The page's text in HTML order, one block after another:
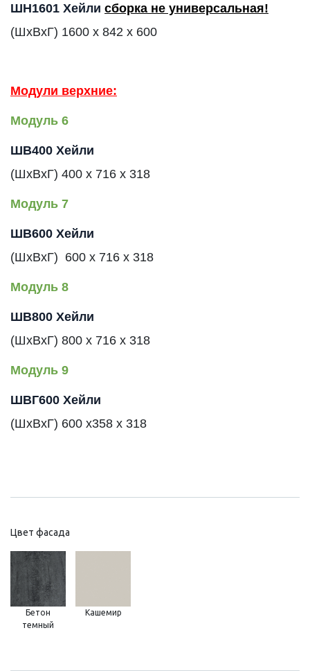
ШН1601 Хейли сборка не универсальная!
(ШхВхГ) 1600 x 842 x 600
Модули верхние:
Модуль 6
ШВ400 Хейли
(ШхВхГ) 400 x 716 x 318
Модуль 7
ШВ600 Хейли
(ШхВхГ) 600 x 716 x 318
Модуль 8
ШВ800 Хейли
(ШхВхГ) 800 x 716 x 318
Модуль 9
ШВГ600 Хейли
(ШхВхГ) 600 x358 x 318
Цвет фасада
Бетон
темный
Кашемир